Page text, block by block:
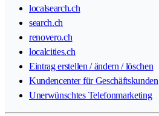
localsearch.ch
search.ch
renovero.ch
localcities.ch
Eintrag erstellen / ändern / löschen
Kundencenter für Geschäftskunden
Unerwünschtes Telefonmarketing